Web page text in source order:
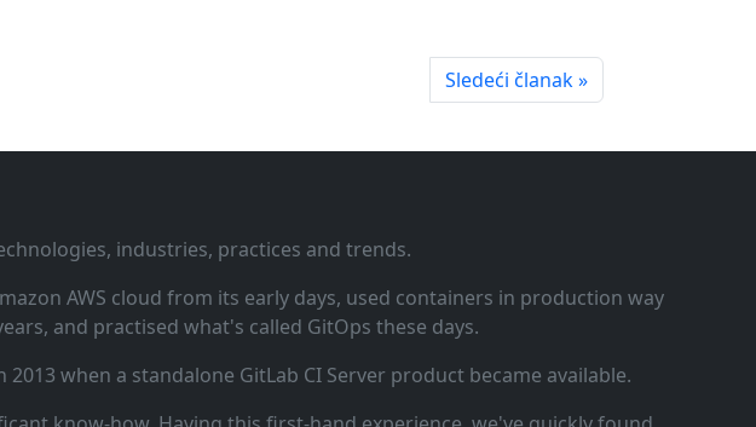
Sledeći članak »
industries, practices and trends.
AWS cloud from its early days, used containers in production way
and practised what's called GitOps these days.
when a standalone GitLab CI Server product became available.